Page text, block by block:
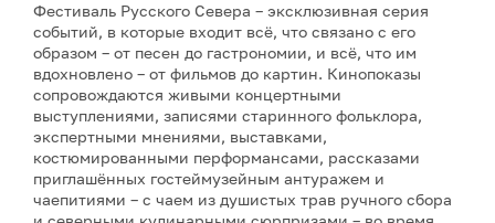
Фестиваль Русского Севера – эксклюзивная серия
событий, в которые входит всё, что связано с его
образом – от песен до гастрономии, и всё, что им
вдохновлено – от фильмов до картин. Кинопоказы
сопровождаются живыми концертными
выступлениями, записями старинного фольклора,
экспертными мнениями, выставками,
костюмированными перформансами, рассказами
приглашённых гостеймузейным антуражем и
чаепитиями – с чаем из душистых трав ручного сбора